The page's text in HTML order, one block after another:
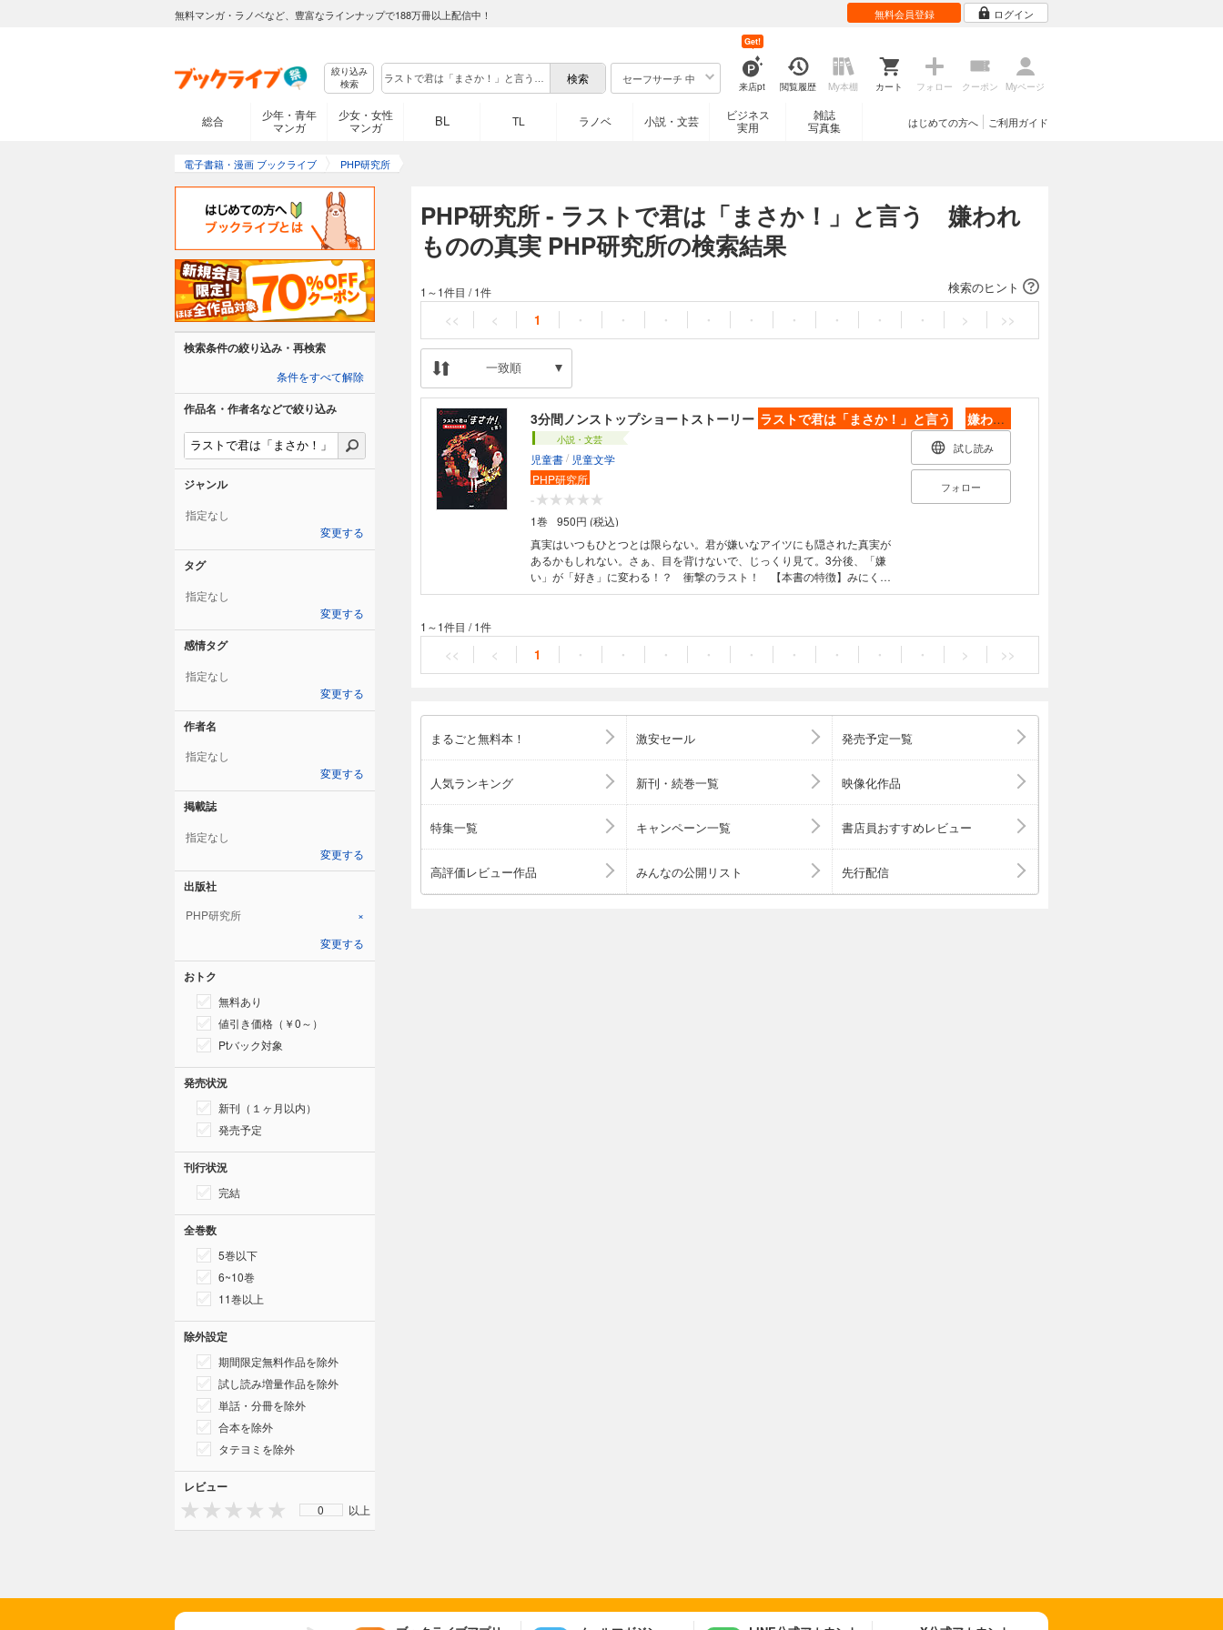
無料マンガ・ラノベなど、豊富なラインナップで188万冊以上配信中！ 無料会員登録 ログイン
絞り込み
検索
セーフサーチ 中
来店pt
Get!
閲覧履歴 My本棚 カート フォロー クーポン Myページ
総合
少年・青年
マンガ
少女・女性
マンガ
BL TL ラノベ 小説・文芸
ビジネス
実用
雑誌
写真集
ご利用ガイド
はじめての方へ
電子書籍・漫画 ブックライブ PHP研究所
PHP研究所 - ラストで君は「まさか！」と言う 嫌われ
ものの真実 PHP研究所の検索結果
検索のヒント
1～1件目 /1件
<< < 1 ・ ・ ・ ・ ・ ・ ・ ・ ・ > >>
一致順
3分間ノンストップショートストーリー ラストで君は「まさか！」と言う 嫌われものの真実
小説・文芸
児童書/ 児童文学
PHP研究所
-
1巻
950円 (税込)
真実はいつもひとつとは限らない。君が嫌いなアイツにも隠された真実が
あるかもしれない。さぁ、目を背けないで、じっくり見て。3分後、「嫌
い」が「好き」に変わる！？ 衝撃のラスト！ 【本書の特徴】みにくい
アヒルの子が「みにくい」と言われる本当の理由とは！？ 苦手な黒猫が
月曜日／毛嫌いしないで／人類の敵／ゾンビール／みにくいアヒルの子／
自分が変われば、すべてが変わる／外来種おじさん／人類の夢／美男美女
の村／鬼のふるさと／読書感想文／人気番組・あなたの惑星におじゃま／
試し読み
フォロー
1～1件目 /1件
<< < 1 ・ ・ ・ ・ ・ ・ ・ ・ ・ > >>
まるごと無料本！ 激安セール 発売予定一覧
人気ランキング 新刊・続巻一覧 映像化作品
特集一覧 キャンペーン一覧 書店員おすすめレビュー
高評価レビュー作品 みんなの公開リスト 先行配信
検索条件の絞り込み・再検索
条件をすべて解除
作品名・作者名などで絞り込み
ジャンル
指定なし
変更する
タグ
指定なし
変更する
感情タグ
指定なし
変更する
作者名
指定なし
変更する
掲載誌
指定なし
変更する
出版社
PHP研究所 ×
変更する
おトク
無料あり
値引き価格（￥0～）
Ptバック対象
発売状況
新刊（１ヶ月以内）
発売予定
刊行状況
完結
全巻数
5巻以下
6~10巻
11巻以上
除外設定
期間限定無料作品を除外
試し読み増量作品を除外
単話・分冊を除外
合本を除外
タテヨミを除外
レビュー
0 以上